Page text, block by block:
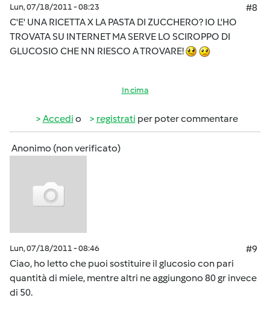
Lun, 07/18/2011 - 08:23
#8
C'E' UNA RICETTA X LA PASTA DI ZUCCHERO? IO L'HO
TROVATA SU INTERNET MA SERVE LO SCIROPPO DI
GLUCOSIO CHE NN RIESCO A TROVARE!
In cima
Accedi o registrati per poter commentare
Anonimo (non verificato)
Lun, 07/18/2011 - 08:46
#9
Ciao, ho letto che puoi sostituire il glucosio con pari
quantità di miele, mentre altri ne aggiungono 80 gr invece
di 50.